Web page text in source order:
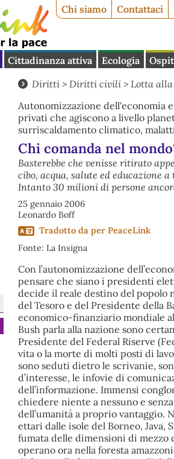
Chi siamo Contattaci
Cittadinanza attiva Ecologia
Diritti >Diritti civili >Lotta
Autonomizzazione dell'economia
privati che agiscono a livello
surriscaldamento climatico,
Chi comanda nel
Basterebbe che venisse ritirato
cibo, acqua, salute ed educazione
Intanto 30 milioni di persone
25 gennaio 2006
Leonardo Boff
Tradotto daperPeaceLink
Fonte: La Insigna
Con l’autonomizzazione
pensare che siano i presidenti
decide il reale destino del popolo
del Tesoro e del Presidente della
economico-finanziario mondiale
Bush parla alla nazione sono
Presidente del Federal Riserve
vita o la morte di molti posti di
sono seduti dietro le scrivanie,
d’interesse, le infovie di
dell’informazione. Immensi
chiedere niente a nessuno e
dell’umanità a proprio vantaggio.
ettari dalle isole del Borneo, Java,
fumata delle dimensioni di mezzo
operano ora nella foresta